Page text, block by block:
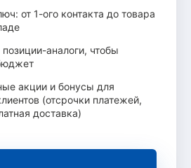
от 1-ого контакта до товара
аналоги, чтобы
акции и бонусы для
(отсрочки платежей,
доставка)